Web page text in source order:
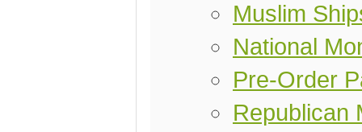
Muslim
National
Pre-Order
Republican